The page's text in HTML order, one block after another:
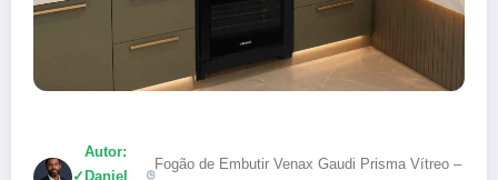
✓
Autor:
Daniel
Fogão de Embutir Venax Gaudi Prisma Vítreo –